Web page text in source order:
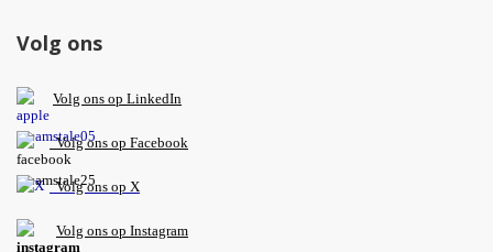
Volg ons
Volg ons op LinkedIn
Volg ons op Facebook
Volg ons op X
Volg ons op Instagram